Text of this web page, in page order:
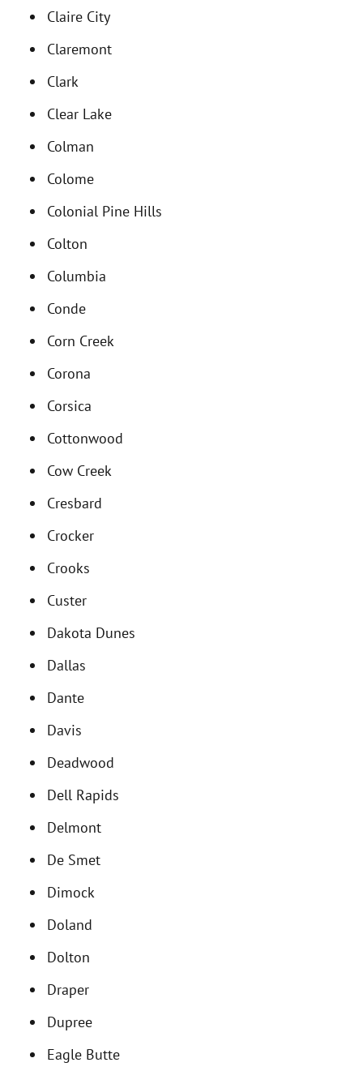
Claire City
Claremont
Clark
Clear Lake
Colman
Colome
Colonial Pine Hills
Colton
Columbia
Conde
Corn Creek
Corona
Corsica
Cottonwood
Cow Creek
Cresbard
Crocker
Crooks
Custer
Dakota Dunes
Dallas
Dante
Davis
Deadwood
Dell Rapids
Delmont
De Smet
Dimock
Doland
Dolton
Draper
Dupree
Eagle Butte